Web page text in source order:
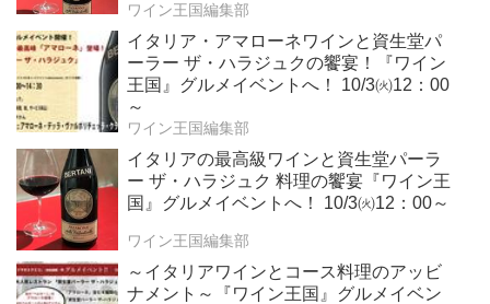
ワイン王国編集部
イタリア・アマローネワインと資生堂パ
ーラー ザ・ハラジュクの饗宴！『ワイン
王国』グルメイベントへ！ 10/3㈫12：00
～
ワイン王国編集部
イタリアの最高級ワインと資生堂パーラ
ー ザ・ハラジュク 料理の饗宴『ワイン王
国』グルメイベントへ！ 10/3㈫12：00～
ワイン王国編集部
～イタリアワインとコース料理のアッビ
ナメント～『ワイン王国』グルメイベン